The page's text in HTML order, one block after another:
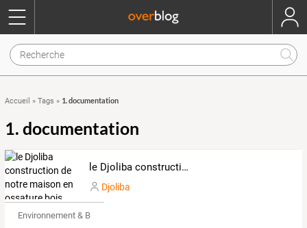
Accueil » Tags » 1. documentation
1. documentation
le Djoliba construction de notre maison en ossature bois ........................ 44&amp;deg;54.104 N - 00&amp;deg;30.313 E - Altitude 122 m
Djoliba
Environnement & Bio